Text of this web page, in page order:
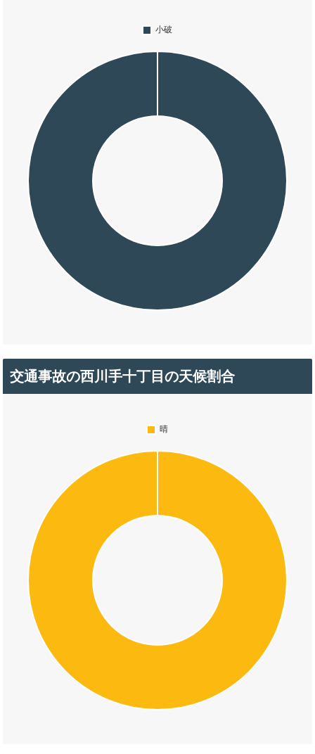
交通事故の西川手十丁目の天候割合